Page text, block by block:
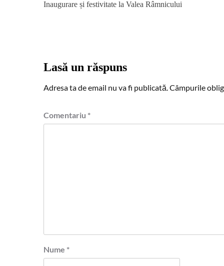
navigation
Inaugurare și festivitate la Valea Râmnicului
Lasă un răspuns
Adresa ta de email nu va fi publicată. Câmpurile
Comentariu *
Nume *